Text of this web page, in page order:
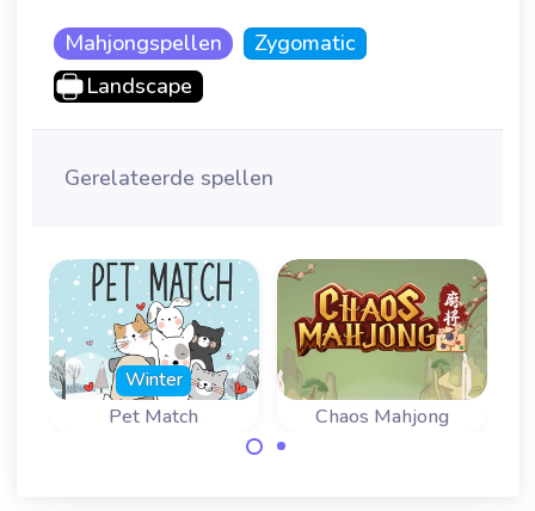
Mahjongspellen
Zygomatic
Landscape
Gerelateerde spellen
Pet Match
Winter
Chaos Mahjong